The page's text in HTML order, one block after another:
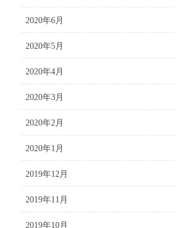
2020年6月
2020年5月
2020年4月
2020年3月
2020年2月
2020年1月
2019年12月
2019年11月
2019年10月